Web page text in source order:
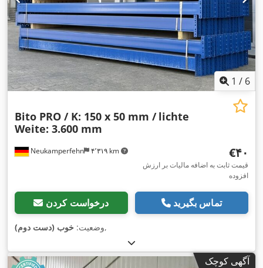
1 / 6
Neukamperfehn ۴٬۳۱۹ km
Bito PRO / K: 150 x 50 mm / lichte
Weite: 3.600 mm
‎€۴۰
قیمت ثابت به اضافه مالیات بر ارزش
افزوده
درخواست کردن تماس بگیرید
وضعیت: خوب (دست دوم) ,
آگهی کوچک